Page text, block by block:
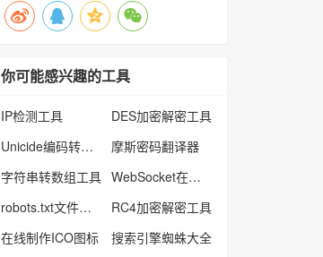
你可能感兴趣的工具
IP检测工具
DES加密解密工具
Unicide编码转换工具
摩斯密码翻译器
字符串转数组工具
WebSocket在线测试工具
robots.txt文件生成工具
RC4加密解密工具
在线制作ICO图标
搜索引擎蜘蛛大全